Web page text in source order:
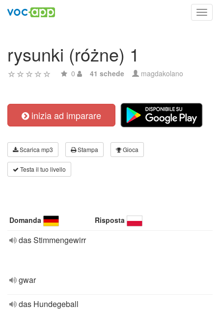
rysunki (różne) 1
0 41 schede magdakolano
inizia ad imparare
Scarica mp3 Stampa Gioca
Testa il tuo livello
Domanda Risposta
das Stimmengewirr
gwar
das Hundegeball